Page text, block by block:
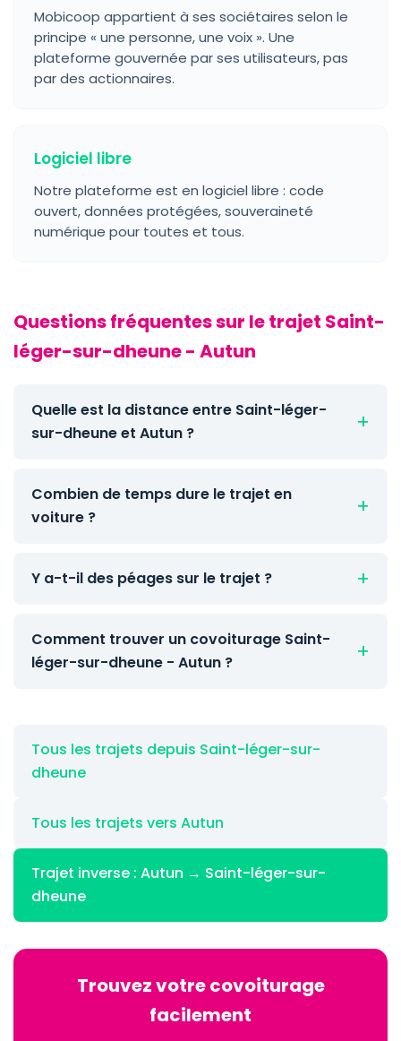
Mobicoop appartient à ses sociétaires selon le
principe « une personne, une voix ». Une
plateforme gouvernée par ses utilisateurs, pas
par des actionnaires.
Logiciel libre
Notre plateforme est en logiciel libre : code
ouvert, données protégées, souveraineté
numérique pour toutes et tous.
Questions fréquentes sur le trajet Saint-
léger-sur-dheune - Autun
Quelle est la distance entre Saint-léger-
sur-dheune et Autun ?
Combien de temps dure le trajet en
voiture ?
Y a-t-il des péages sur le trajet ?
Comment trouver un covoiturage Saint-
léger-sur-dheune - Autun ?
Tous les trajets depuis Saint-léger-sur-
dheune
Tous les trajets vers Autun
Trajet inverse : Autun → Saint-léger-sur-
dheune
Trouvez votre covoiturage
facilement